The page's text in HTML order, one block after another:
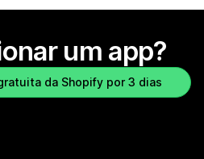
um app?
da Shopify por 3 dias